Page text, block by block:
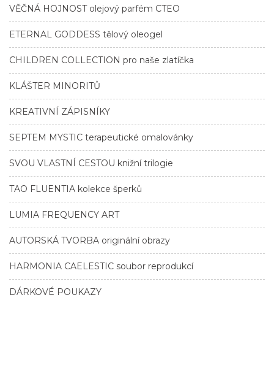
VĚČNÁ HOJNOST olejový parfém CTEO
ETERNAL GODDESS tělový oleogel
CHILDREN COLLECTION pro naše zlatíčka
KLÁŠTER MINORITŮ
KREATIVNÍ ZÁPISNÍKY
SEPTEM MYSTIC terapeutické omalovánky
SVOU VLASTNÍ CESTOU knižní trilogie
TAO FLUENTIA kolekce šperků
LUMIA FREQUENCY ART
AUTORSKÁ TVORBA originální obrazy
HARMONIA CAELESTIC soubor reprodukcí
DÁRKOVÉ POUKAZY